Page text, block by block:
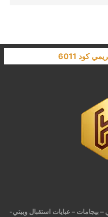
كود 6011
كود 9643
بيجامات – عبايات استقبال وبيتي-